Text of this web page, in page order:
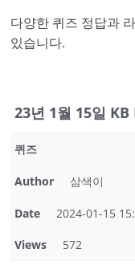
다양한 퀴즈 정답과
있습니다.
23년 1월 15일
퀴즈
Author 삼색이
Date 2024-01-15
Views 572